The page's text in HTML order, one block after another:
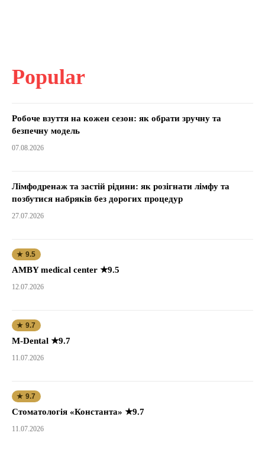
Popular
Робоче взуття на кожен сезон: як обрати зручну та
безпечну модель
07.08.2026
Лімфодренаж та застій рідини: як розігнати лімфу та
позбутися набряків без дорогих процедур
27.07.2026
★ 9.5
AMBY medical center ★9.5
12.07.2026
★ 9.7
M-Dental ★9.7
11.07.2026
★ 9.7
Стоматологія «Константа» ★9.7
11.07.2026